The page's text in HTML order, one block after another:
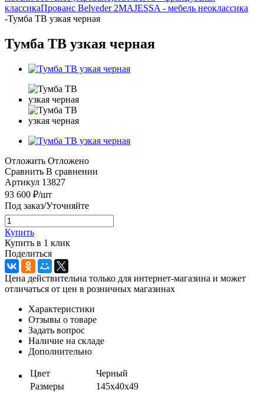
классикаПрованс Belveder 2MAJESSA - мебель неоклассика
-Тумба ТВ узкая черная
Тумба ТВ узкая черная
Отложить Отложено
Сравнить В сравнении
Артикул 13827
93 600 ₽/шт
Под заказ/Уточняйте
Купить
Купить в 1 клик
Поделиться
Цена действительна только для интернет-магазина и может
отличаться от цен в розничных магазинах
Характеристики
Отзывы о товаре
Задать вопрос
Наличие на складе
Дополнительно
Цвет
Черный
Размеры
145x40x49